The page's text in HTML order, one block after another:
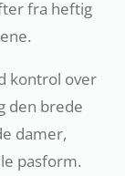
fra heftig
kontrol over
den brede
damer,
pasform.